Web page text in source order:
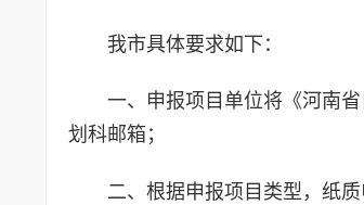
我市具体要求如下：
一、申报项目单位将《河南
划科邮箱；
二、根据申报项目类型，纸